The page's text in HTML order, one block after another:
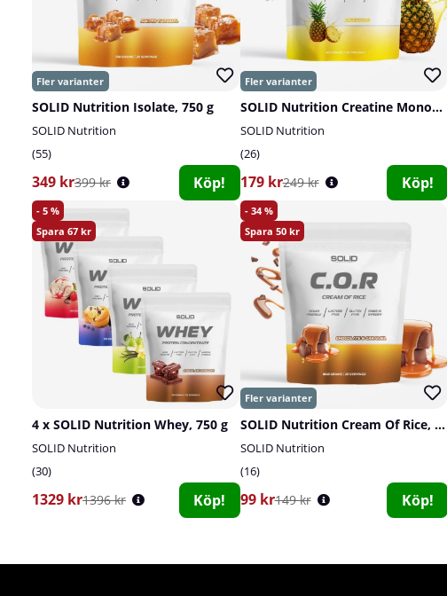
SOLID Nutrition Isolate, 750 g
SOLID Nutrition
55
349 kr399 kr Köp!
SOLID Nutrition Creatine Monohydrate, 400 g
SOLID Nutrition
26
179 kr249 kr Köp!
5
67
4 x SOLID Nutrition Whey, 750 g
SOLID Nutrition
30
1329 kr1396 kr Köp!
34
50
SOLID Nutrition Cream Of Rice, 1 kg
SOLID Nutrition
16
99 kr149 kr Köp!